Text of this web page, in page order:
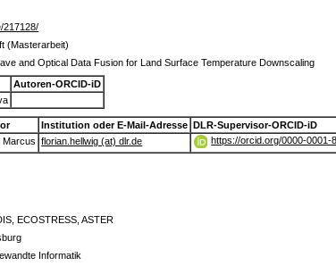
217128/
(Masterarbeit)
and Optical Data Fusion for Land Surface Temperature Downscaling
Autoren-ORCID-iD
Institution oder E-Mail-Adresse DLR-Supervisor-ORCID-iD
Marcus florian.hellwig (at) dlr.de https://orcid.org/0000-0001-
ECOSTRESS, ASTER
Informatik